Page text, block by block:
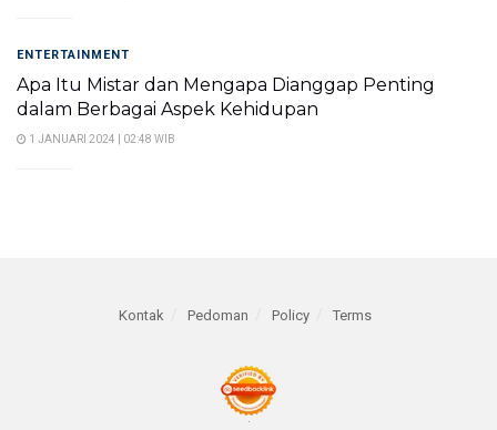
ENTERTAINMENT
Apa Itu Mistar dan Mengapa Dianggap Penting
dalam Berbagai Aspek Kehidupan
1 JANUARI 2024 | 02:48 WIB
Kontak Pedoman Policy Terms